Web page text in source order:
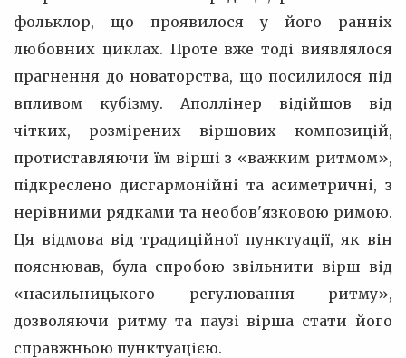
фольклор, що проявилося у його ранніх
любовних циклах. Проте вже тоді виявлялося
прагнення до новаторства, що посилилося під
впливом кубізму. Аполлінер відійшов від
чітких, розмірених віршових композицій,
протиставляючи їм вірші з «важким ритмом»,
підкреслено дисгармонійні та асиметричні, з
нерівними рядками та необов'язковою римою.
Ця відмова від традиційної пунктуації, як він
пояснював, була спробою звільнити вірш від
«насильницького регулювання ритму»,
дозволяючи ритму та паузі вірша стати його
справжньою пунктуацією.